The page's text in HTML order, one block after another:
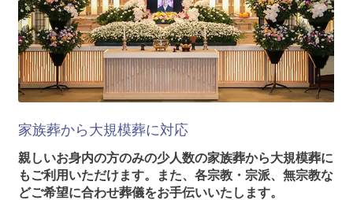
家族葬から大規模葬に対応
親しいお身内の方のみの少人数の家族葬から大規模葬に
もご利用いただけます。また、各宗教・宗派、無宗教な
どご希望に合わせ葬儀をお手伝いいたします。